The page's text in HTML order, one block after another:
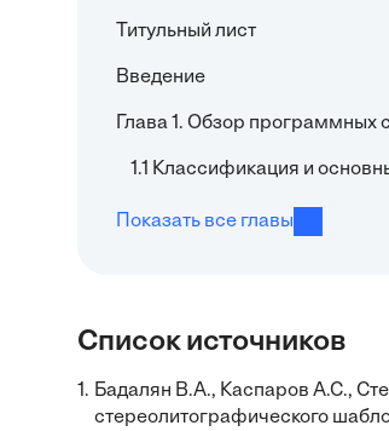
Титульный лист
Введение
Глава 1. Обзор программных
1.1 Классификация и
Показать все главы
Список источников
1. Бадалян В.А., Каспаров А.С.,
стереолитографического